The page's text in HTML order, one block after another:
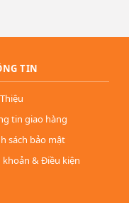
hiển thị rộng lớn, cho phép
TIN
tin giao hàng
sách bảo mật
khoản & Điều kiện